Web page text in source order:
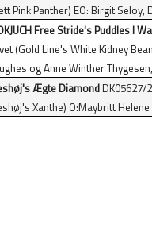
Pink Panther) EO: Birgit Seloy,
Free Stride's Puddles I
(Gold Line's White Kidney
og Anne Winther
Ægte DiamondDK05627/
Xanthe) O:Maybritt